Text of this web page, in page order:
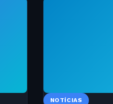
NOTÍCIAS